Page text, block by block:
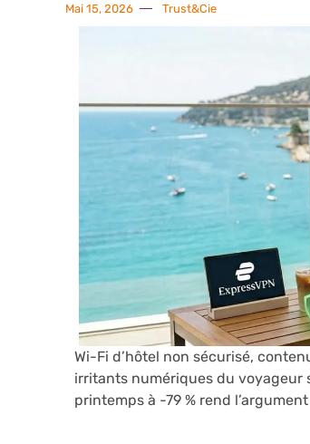
Mai 15, 2026 Trust&Cie
Wi-Fi d’hôtel non sécurisé,
irritants numériques du voyageur
printemps à -79 % rend